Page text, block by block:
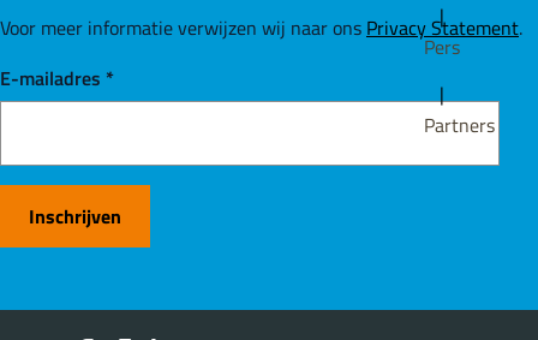
|
Pers
|
Partners
Voor meer informatie verwijzen wij naar ons Privacy Statement.
E-mailadres *
Inschrijven